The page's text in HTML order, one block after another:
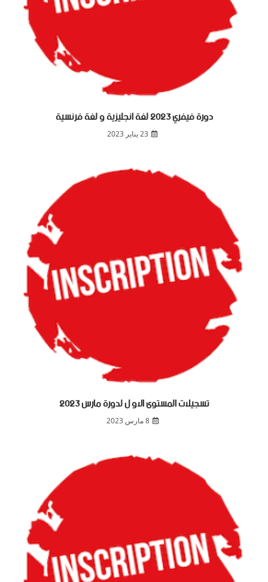
دورة فيفري 2023 لغة انجليزية و لغة فرنسية
23 يناير 2023
تسجيلات المستوى الاو ل لدورة مارس 2023
8 مارس 2023